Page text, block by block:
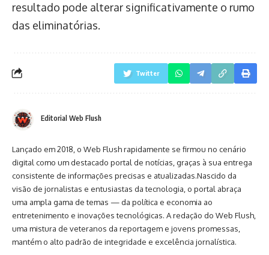
resultado pode alterar significativamente o rumo
das eliminatórias.
Twitter
Editorial Web Flush
Lançado em 2018, o Web Flush rapidamente se firmou no cenário
digital como um destacado portal de notícias, graças à sua entrega
consistente de informações precisas e atualizadas.Nascido da
visão de jornalistas e entusiastas da tecnologia, o portal abraça
uma ampla gama de temas — da política e economia ao
entretenimento e inovações tecnológicas. A redação do Web Flush,
uma mistura de veteranos da reportagem e jovens promessas,
mantém o alto padrão de integridade e excelência jornalística.